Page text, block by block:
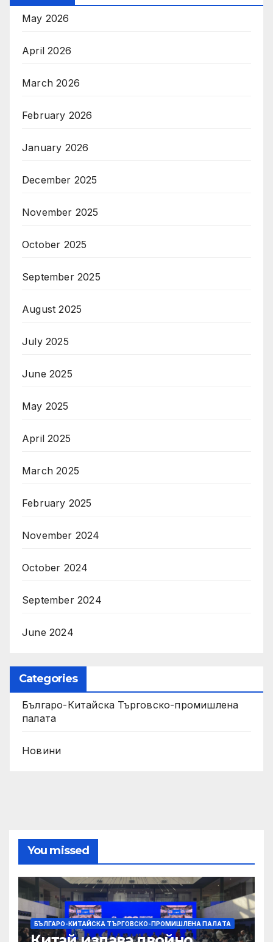
May 2026
April 2026
March 2026
February 2026
January 2026
December 2025
November 2025
October 2025
September 2025
August 2025
July 2025
June 2025
May 2025
April 2025
March 2025
February 2025
November 2024
October 2024
September 2024
June 2024
Categories
Българо-Китайска Търговско-промишлена
палaта
Новини
You missed
БЪЛГАРО-КИТАЙСКА ТЪРГОВСКО-ПРОМИШЛЕНА ПАЛAТА